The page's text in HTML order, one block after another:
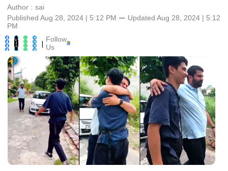
Author : sai
Published Aug 28, 2024 | 5:12 PM ⚊ Updated Aug 28, 2024 | 5:12
PM
| Follow
Us